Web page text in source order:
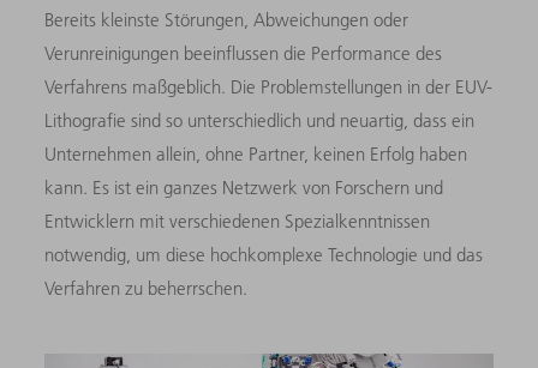
Bereits kleinste Störungen, Abweichungen oder
Verunreinigungen beeinflussen die Performance des
Verfahrens maßgeblich. Die Problemstellungen in der EUV-
Lithografie sind so unterschiedlich und neuartig, dass ein
Unternehmen allein, ohne Partner, keinen Erfolg haben
kann. Es ist ein ganzes Netzwerk von Forschern und
Entwicklern mit verschiedenen Spezialkenntnissen
notwendig, um diese hochkomplexe Technologie und das
Verfahren zu beherrschen.